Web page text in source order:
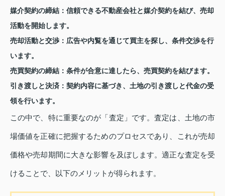
媒介契約の締結 ：信頼できる不動産会社と媒介契約を結び、売却
活動を開始します。
売却活動と交渉 ：広告や内覧を通じて買主を探し、条件交渉を行
います。
売買契約の締結 ：条件が合意に達したら、売買契約を結びます。
引き渡しと決済 ：契約内容に基づき、土地の引き渡しと代金の受
領を行います。
この中で、特に重要なのが「査定」です。査定は、土地の市
場価値を正確に把握するためのプロセスであり、これが売却
価格や売却期間に大きな影響を及ぼします。適正な査定を受
けることで、以下のメリットが得られます。